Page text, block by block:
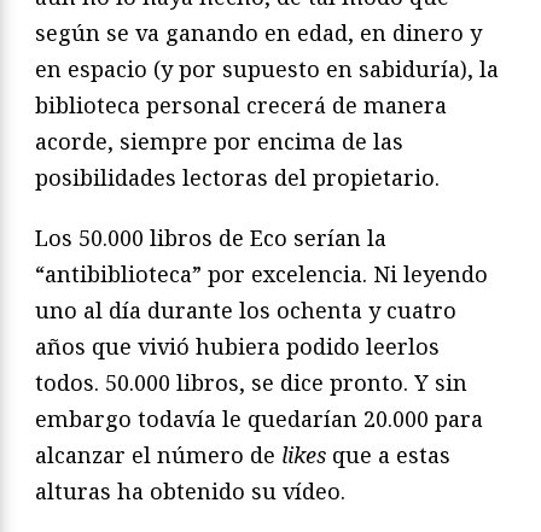
según se va ganando en edad, en dinero y
en espacio (y por supuesto en sabiduría), la
biblioteca personal crecerá de manera
acorde, siempre por encima de las
posibilidades lectoras del propietario.
Los 50.000 libros de Eco serían la
“antibiblioteca” por excelencia. Ni leyendo
uno al día durante los ochenta y cuatro
años que vivió hubiera podido leerlos
todos. 50.000 libros, se dice pronto. Y sin
embargo todavía le quedarían 20.000 para
alcanzar el número de likes que a estas
alturas ha obtenido su vídeo.